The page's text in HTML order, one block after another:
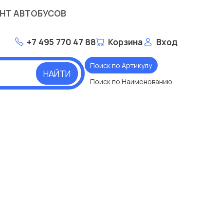
АВТОБУСОВ
+7 495 770 47 88 Корзина Вход
НАЙТИ
Поиск по Артикулу
Поиск по Наименованию